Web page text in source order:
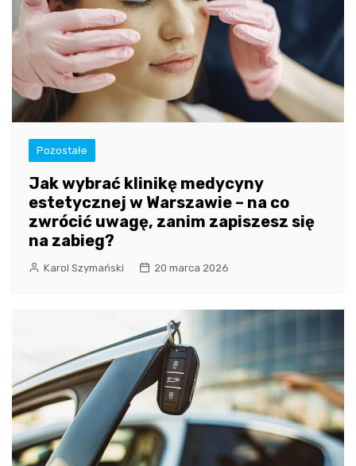
Pozostałe
Jak wybrać klinikę medycyny
estetycznej w Warszawie – na co
zwrócić uwagę, zanim zapiszesz się
na zabieg?
Karol Szymański 20 marca 2026